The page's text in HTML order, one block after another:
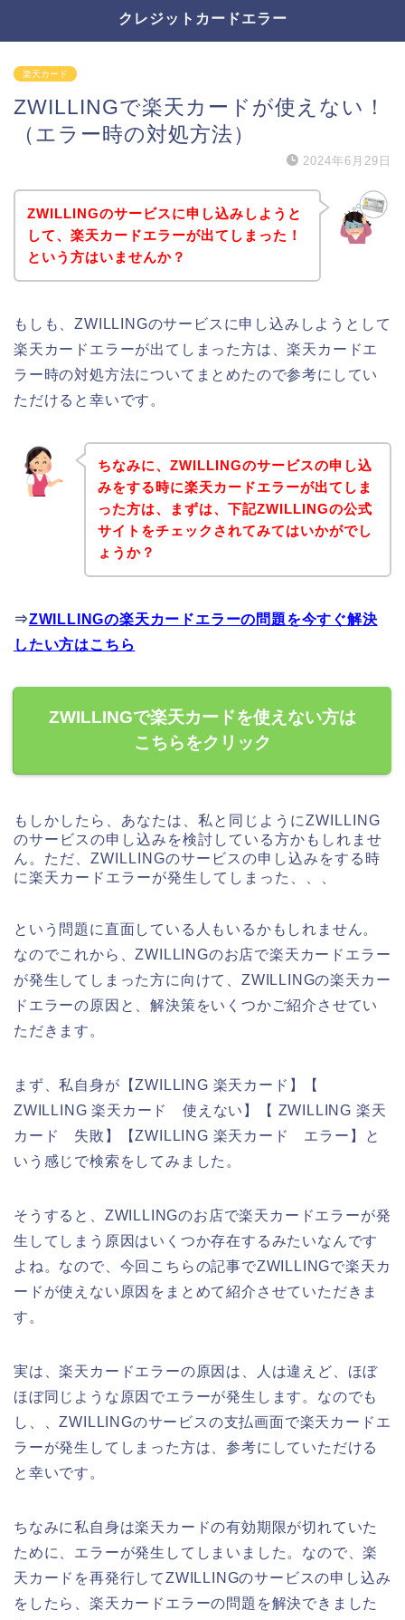
クレジットカードエラー
楽天カード
ZWILLINGで楽天カードが使えない！
（エラー時の対処方法）
2024年6月29日
ZWILLINGのサービスに申し込みしようと
して、楽天カードエラーが出てしまった！
という方はいませんか？
もしも、ZWILLINGのサービスに申し込みしようとして
楽天カードエラーが出てしまった方は、楽天カードエ
ラー時の対処方法についてまとめたので参考にしてい
ただけると幸いです。
ちなみに、ZWILLINGのサービスの申し込
みをする時に楽天カードエラーが出てしま
った方は、まずは、下記ZWILLINGの公式
サイトをチェックされてみてはいかがでし
ょうか？
⇒ZWILLINGの楽天カードエラーの問題を今すぐ解決
したい方はこちら
ZWILLINGで楽天カードを使えない方は
こちらをクリック
もしかしたら、あなたは、私と同じようにZWILLING
のサービスの申し込みを検討している方かもしれませ
ん。ただ、ZWILLINGのサービスの申し込みをする時
に楽天カードエラーが発生してしまった、、、
という問題に直面している人もいるかもしれません。
なのでこれから、ZWILLINGのお店で楽天カードエラー
が発生してしまった方に向けて、ZWILLINGの楽天カー
ドエラーの原因と、解決策をいくつかご紹介させてい
ただきます。
まず、私自身が【ZWILLING 楽天カード】【
ZWILLING 楽天カード 使えない】【 ZWILLING 楽天
カード 失敗】【ZWILLING 楽天カード エラー】と
いう感じで検索をしてみました。
そうすると、ZWILLINGのお店で楽天カードエラーが発
生してしまう原因はいくつか存在するみたいなんです
よね。なので、今回こちらの記事でZWILLINGで楽天カ
ードが使えない原因をまとめて紹介させていただきま
す。
実は、楽天カードエラーの原因は、人は違えど、ほぼ
ほぼ同じような原因でエラーが発生します。なのでも
し、、ZWILLINGのサービスの支払画面で楽天カードエ
ラーが発生してしまった方は、参考にしていただける
と幸いです。
ちなみに私自身は楽天カードの有効期限が切れていた
ために、エラーが発生してしまいました。なので、楽
天カードを再発行してZWILLINGのサービスの申し込み
をしたら、楽天カードエラーの問題を解決できました